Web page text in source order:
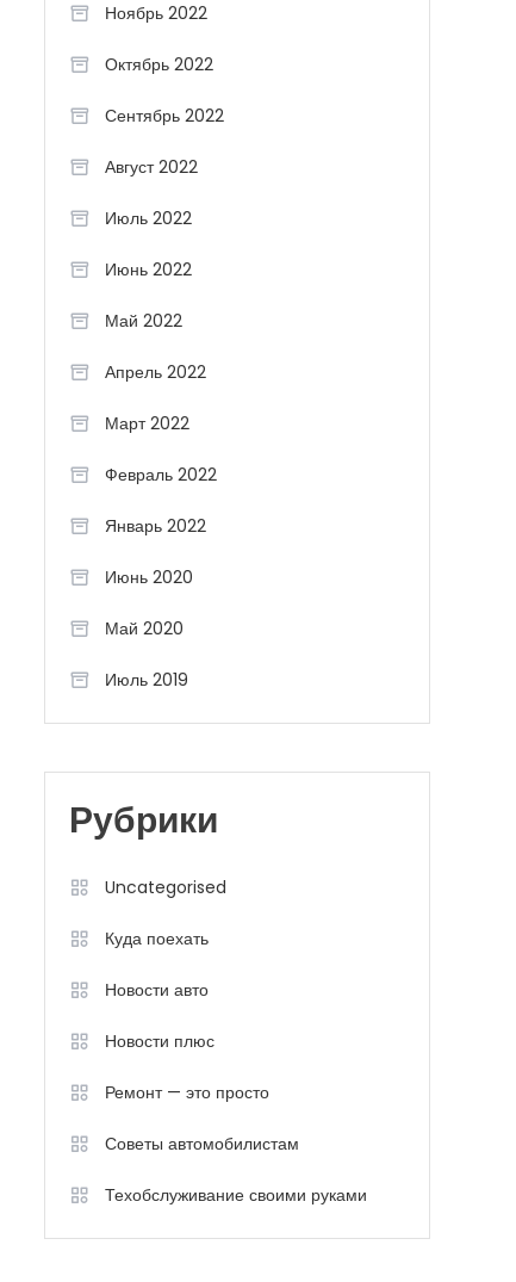
Ноябрь 2022
Октябрь 2022
Сентябрь 2022
Август 2022
Июль 2022
Июнь 2022
Май 2022
Апрель 2022
Март 2022
Февраль 2022
Январь 2022
Июнь 2020
Май 2020
Июль 2019
Рубрики
Uncategorised
Куда поехать
Новости авто
Новости плюс
Ремонт — это просто
Советы автомобилистам
Техобслуживание своими руками